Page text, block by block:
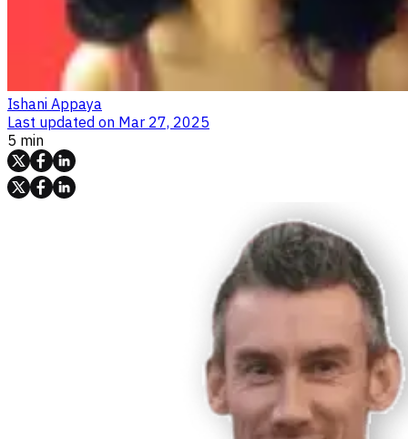
Ishani Appaya
Last updated on Mar 27, 2025
5 min